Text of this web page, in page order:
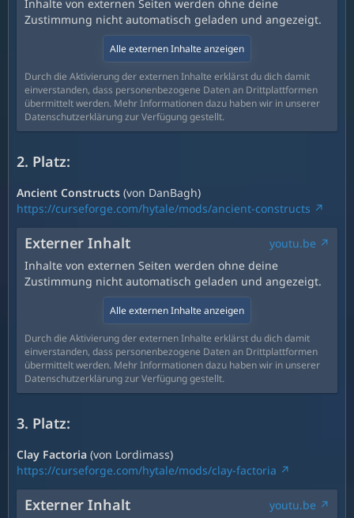
Inhalte von externen Seiten werden ohne deine
Zustimmung nicht automatisch geladen und angezeigt.
Alle externen Inhalte anzeigen
Durch die Aktivierung der externen Inhalte erklärst du dich damit
einverstanden, dass personenbezogene Daten an Drittplattformen
übermittelt werden. Mehr Informationen dazu haben wir in unserer
Datenschutzerklärung zur Verfügung gestellt.
2. Platz:
Ancient Constructs (von DanBagh)
https://curseforge.com/hytale/mods/ancient-constructs
Externer Inhalt
youtu.be
Inhalte von externen Seiten werden ohne deine
Zustimmung nicht automatisch geladen und angezeigt.
Alle externen Inhalte anzeigen
Durch die Aktivierung der externen Inhalte erklärst du dich damit
einverstanden, dass personenbezogene Daten an Drittplattformen
übermittelt werden. Mehr Informationen dazu haben wir in unserer
Datenschutzerklärung zur Verfügung gestellt.
3. Platz:
Clay Factoria (von Lordimass)
https://curseforge.com/hytale/mods/clay-factoria
Externer Inhalt
youtu.be